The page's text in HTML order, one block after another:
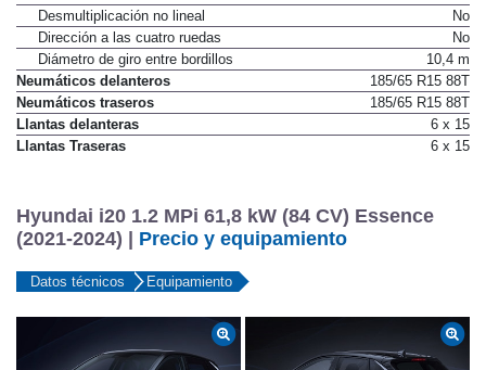
Desmultiplicación no lineal
No
Dirección a las cuatro ruedas
No
Diámetro de giro entre bordillos
10,4 m
Neumáticos delanteros
185/65 R15 88T
Neumáticos traseros
185/65 R15 88T
Llantas delanteras
6 x 15
Llantas Traseras
6 x 15
Hyundai i20 1.2 MPi 61,8 kW (84 CV) Essence
(2021-2024) | Precio y equipamiento
Datos técnicos Equipamiento